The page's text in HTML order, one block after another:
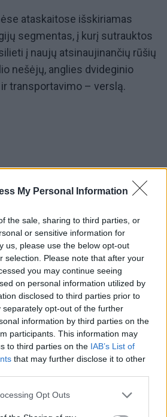
My Personal Information
the sale, sharing to third parties, or
or sensitive information for
us, please use the below opt-out
selection. Please note that after your
you may continue seeing
on personal information utilized by
disclosed to third parties prior to
separately opt-out of the further
information by third parties on the
participants. This information may
to third parties on the IAB’s List of
that may further disclose it to other
Opt Outs
ataskaitose išskiriamas
segmentas, į kurį sutrauktos
į naujų atsinaujinančių rūšių
nešėjų, anglies dvideginio
transportavimo – verslą.
įmonei leidžia prisidėti prie
transformacijos tiek siekiant
tiek aiškiai įsipareigojant
veiklą siekiant strategijoje
savo veiklos srityse, kuris kartu